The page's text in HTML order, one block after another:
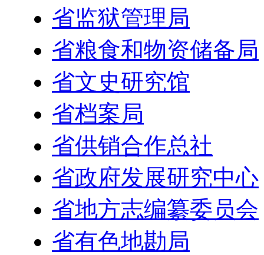
省监狱管理局
省粮食和物资储备局
省文史研究馆
省档案局
省供销合作总社
省政府发展研究中心
省地方志编纂委员会
省有色地勘局